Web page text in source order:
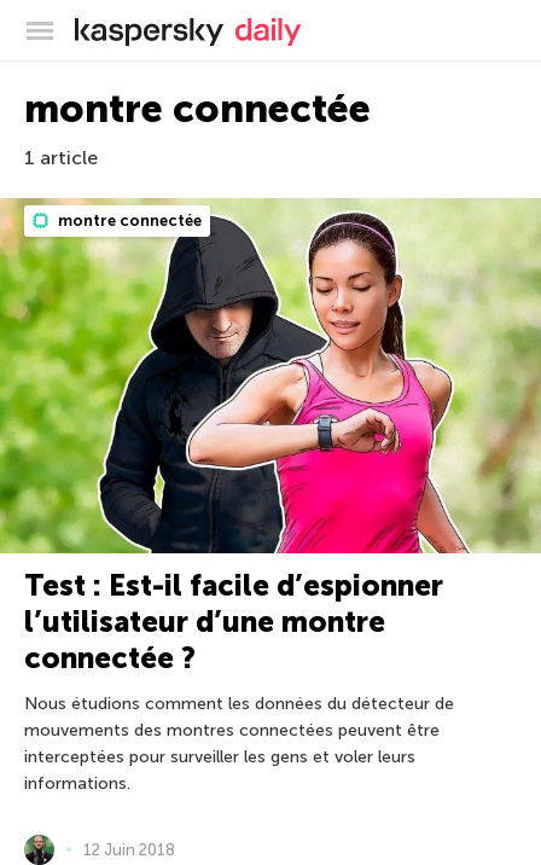
Blog officiel de Kaspersky
montre connectée
1 article
montre connectée
Test : Est-il facile d’espionner
l’utilisateur d’une montre
connectée ?
Nous étudions comment les données du détecteur de
mouvements des montres connectées peuvent être
interceptées pour surveiller les gens et voler leurs
informations.
12 Juin 2018